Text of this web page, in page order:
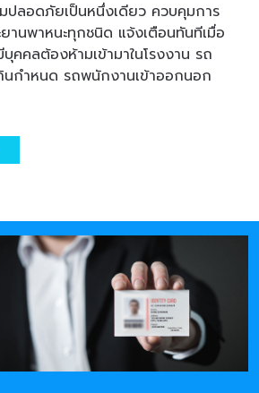
ปลอดภัยเป็นหนึ่งเดียว ควบคุมการ
านพาหนะทุกชนิด แจ้งเตือนทันทีเมื่อ
คคลต้องห้ามเข้ามาในโรงงาน รถ
นกำหนด รถพนักงานเข้าออกนอก